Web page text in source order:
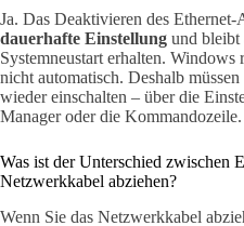
Ja. Das Deaktivieren des Ethernet-
dauerhafte Einstellung und bleibt
Systemneustart erhalten.
nicht automatisch. Deshalb
wieder einschalten – über die
Manager oder die Kommandozeile.
Was ist der Unterschied zwischen
Netzwerkkabel abziehen?
Wenn Sie das Netzwerkkabel